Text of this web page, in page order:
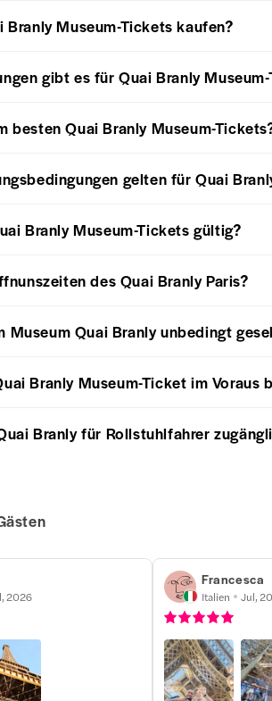
Branly Museum-Tickets kaufen?
gibt es für Quai Branly
besten Quai Branly Museum-
gelten für Quai
Branly Museum-Tickets gültig?
des Quai Branly Paris?
Museum Quai Branly unbedingt
Branly Museum-Ticket im Voraus
Branly für Rollstuhlfahrer
2026
Francesca
Italien Jul,